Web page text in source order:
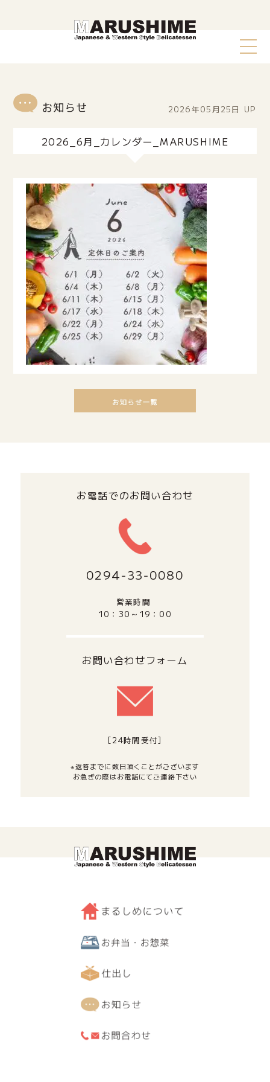
2026年05月25日 UP
2026_6月_カレンダー_MARUSHIME
お電話でのお問い合わせ
0294‐33‐0080
営業時間
10：30～19：00
お問い合わせフォーム
[24時間受付]
※返答までに数日頂くことがございます
お急ぎの際はお電話にてご連絡下さい